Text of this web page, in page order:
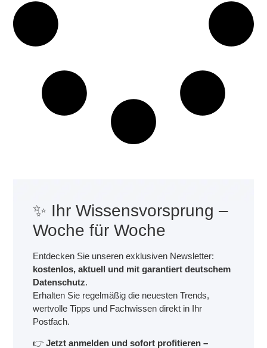
✨ Ihr Wissensvorsprung –
Woche für Woche
Entdecken Sie unseren exklusiven Newsletter:
kostenlos, aktuell und mit garantiert deutschem
Datenschutz.
Erhalten Sie regelmäßig die neuesten Trends,
wertvolle Tipps und Fachwissen direkt in Ihr
Postfach.
👉 Jetzt anmelden und sofort profitieren –